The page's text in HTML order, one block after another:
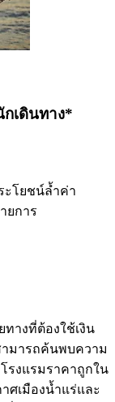
เดินทาง*
ะโยชน์ล้ำค่า
ยการ
างที่ต้องใช้เงิน
มารถค้นพบความ
รงแรมราคาถูกใน
ศเมืองน้ำแร่และ